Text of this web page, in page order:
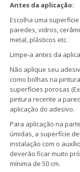
Antes da aplicação:
Escolha uma
paredes, vidros,
metal, plásticos etc.
Limpe-a antes da
Não aplique seu
como bolhas na
superfícies porosas
pintura recente a
aplicação do adesivo.
Para aplicação na
úmidas, a superfície
instalação com o
deverão ficar muito
mínima de 50 cm.